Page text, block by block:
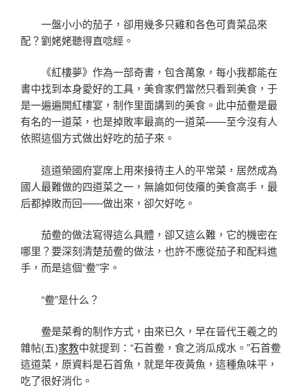
一盤小小的茄子，卻用幾多只雞和各色可貴菜品來
配？劉姥姥聽得直唸經。
《紅樓夢》作為一部奇書，包含萬象，每小我都能在
書中找到本身愛好的工具，美食家們當然只看到美食，于
是一遍遍開紅樓宴，制作里面講到的美食。此中茄鲞是最
有名的一道菜，也是掉敗率最高的一道菜——至今沒有人
依照這個方式做出好吃的茄子來。
這道榮國府宴席上用來接待主人的平常菜，居然成為
國人最難做的四道菜之一，無論如何伎癢的美食高手，最
后都掉敗而回——做出來，卻欠好吃。
茄鲞的做法寫得這么具體，卻又這么難，它的機密在
哪里？要深刻清楚茄鲞的做法，也許不應從茄子和配料進
手，而是這個“鲞”字。
“鲞”是什么？
鲞是菜肴的制作方式，由來已久，早在晉代王羲之的
雜帖(五)家教中就提到：“石首鲞，食之消瓜成水。”石首鲞
這道菜，原資料是石首魚，就是年夜黃魚，這種魚味平，
吃了很好消化。